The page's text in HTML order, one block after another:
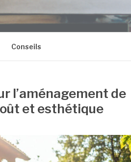
Conseils
l’aménagement de
et esthétique